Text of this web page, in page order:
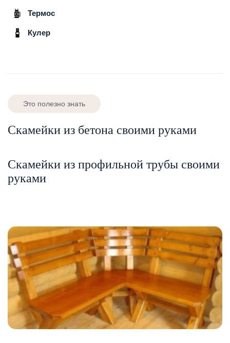
Термос
Кулер
Это полезно знать
Скамейки из бетона своими руками
Скамейки из профильной трубы своими
руками